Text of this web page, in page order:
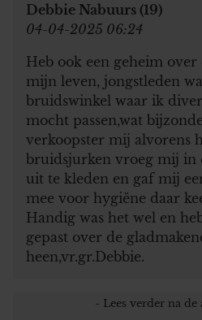
Debbie Nabuurs (19)
04-04-2025 06:24
Heb ook een geheim over
mijn leven, jongstleden
bruidswinkel waar ik
mocht passen,wat
verkoopster mij alvorens
bruidsjurken vroeg mij in
uit te kleden en gaf mij
mee voor hygiëne daar
Handig was het wel en
gepast over de
heen,vr.gr.Debbie.